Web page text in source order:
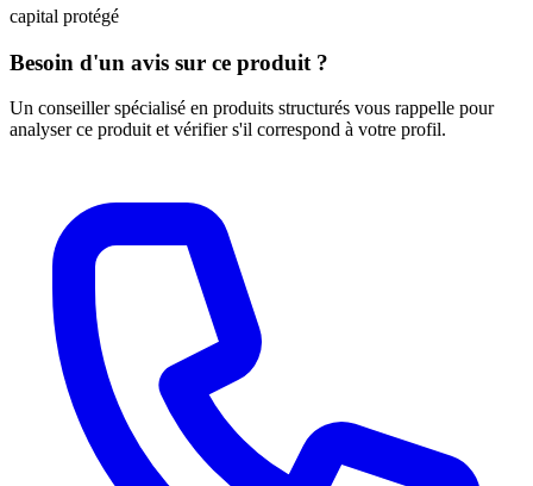
capital protégé
Besoin d'un avis sur ce produit ?
Un conseiller spécialisé en produits structurés vous rappelle pour
analyser ce produit et vérifier s'il correspond à votre profil.